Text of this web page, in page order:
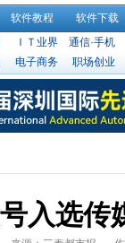
软件教程
软件下载
ＩＴ业界
通信·手机
电子商务 职场创业
入选传